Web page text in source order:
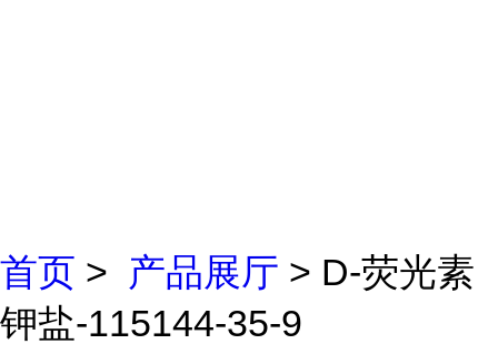
首页 > 产品展厅 > D-荧光素
钾盐-115144-35-9